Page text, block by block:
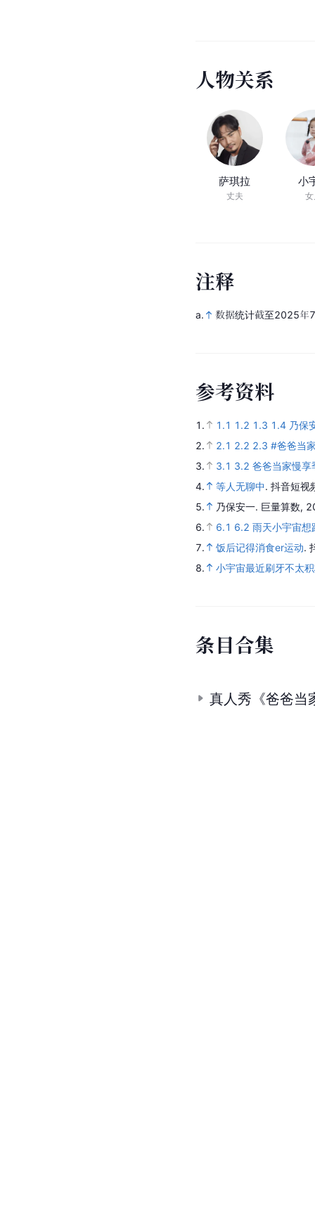
人物关系
萨琪拉
丈夫
小
注释
a. 数据统计截至2025年
参考资料
1. 1.1 1.2 1.3 1.4 乃保
2.
2.1 2.2 2.3 #爸爸当
3.
3.1 3.2 爸爸当家慢享
4.
等人无聊中. 抖音短视
5.
乃保安一. 巨量算数,
6.
6.1 6.2 雨天小宇宙想
7.
饭后记得消食er运动.
8.
小宇宙最近刷牙不太
条目合集
真人秀《爸爸当